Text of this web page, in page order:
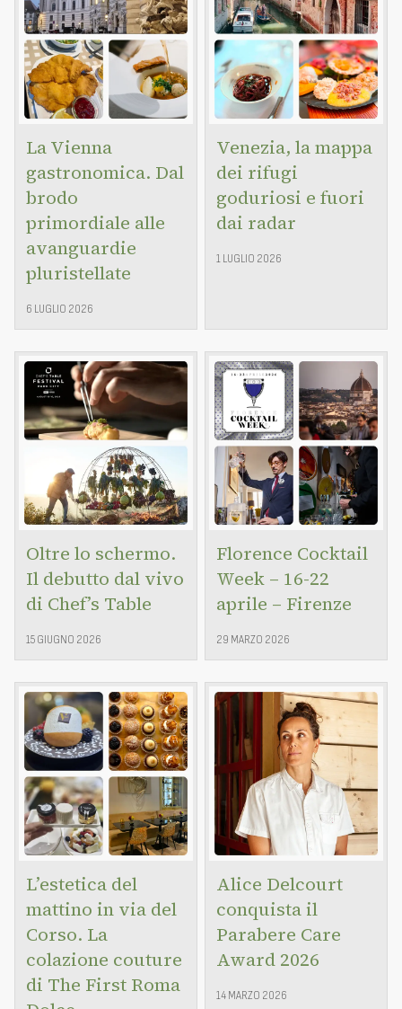
La Vienna
gastronomica. Dal
brodo
primordiale alle
avanguardie
pluristellate
6 LUGLIO 2026
Venezia, la mappa
dei rifugi
goduriosi e fuori
dai radar
1 LUGLIO 2026
Oltre lo schermo.
Il debutto dal vivo
di Chef’s Table
15 GIUGNO 2026
Florence Cocktail
Week – 16-22
aprile – Firenze
29 MARZO 2026
L’estetica del
mattino in via del
Corso. La
colazione couture
di The First Roma
Alice Delcourt
conquista il
Parabere Care
Award 2026
14 MARZO 2026